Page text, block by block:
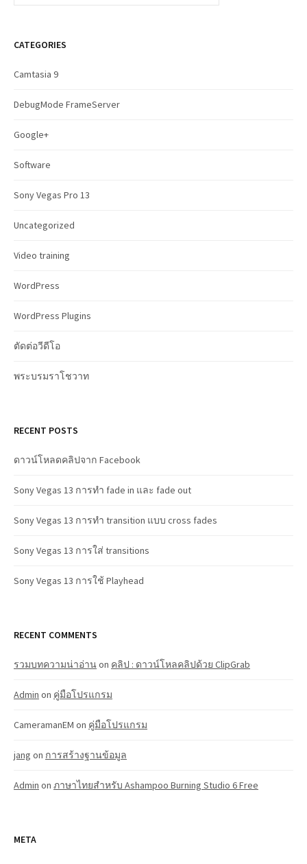
c
f
r
CATEGORIES
Camtasia 9
DebugMode FrameServer
Google+
Software
Sony Vegas Pro 13
Uncategorized
Video training
WordPress
WordPress Plugins
ตัดต่อวีดีโอ
พระบรมราโชวาท
RECENT POSTS
ดาวน์โหลดคลิปจาก Facebook
Sony Vegas 13 การทำ fade in และ fade out
Sony Vegas 13 การทำ transition แบบ cross fades
Sony Vegas 13 การใส่ transitions
Sony Vegas 13 การใช้ Playhead
RECENT COMMENTS
รวมบทความน่าอ่านon คลิป : ดาวน์โหลคลิปด้วย ClipGrab
Admin on คู่มือโปรแกรม
CameramanEM on คู่มือโปรแกรม
jang on การสร้างฐานข้อมูล
Admin on ภาษาไทยสำหรับ Ashampoo Burning Studio 6 Free
META